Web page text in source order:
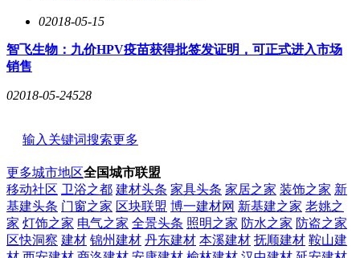
02018-05-15
智飞生物：九价HPV疫苗获得批签发证明，可正式进入市场
销售
02018-05-24528
输入关键词搜索更多
更多城市地区全国城市联盟
移动社区 卫浴之都 建材头条 家具头条 家居之家 装饰之家 新
基建头条 门窗之家 区块联盟 博一建材网 新基建之家 老姚之
家 灯饰之家 电气之家 全景头条 照明之家 防水之家 防盗之家
区快洞察 建材 锦州建材 丹东建材 本溪建材 抚顺建材 鞍山建